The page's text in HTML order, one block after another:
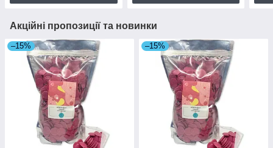
Акційні пропозиції та новинки
–15% –15%